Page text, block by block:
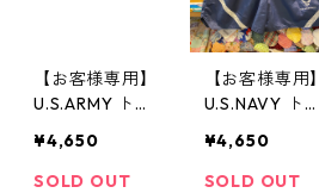
【お客様専用】
U.S.ARMY トレ
ツ
¥4,650
SOLD OUT
【お客様専用】
U.S.NAVY トレ
ーツ
¥4,650
SOLD OUT